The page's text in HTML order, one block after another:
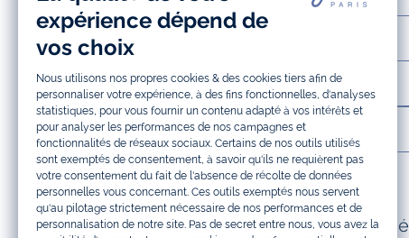
AIDE ET SERVICES
LA MAISON JACADI
INFOS LÉGALES ET COOKIES
Paiement 100% sécurisé